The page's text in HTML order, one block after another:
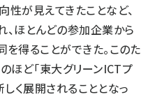
が見えてきたことなど、
ほとんどの参加企業から
得ることができた。このた
ほど「東大グリーンICTプ
しく展開されることとなっ